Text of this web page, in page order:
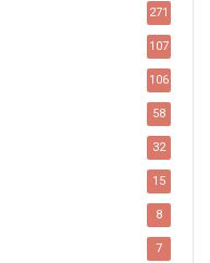
271
107
106
58
32
15
8
7